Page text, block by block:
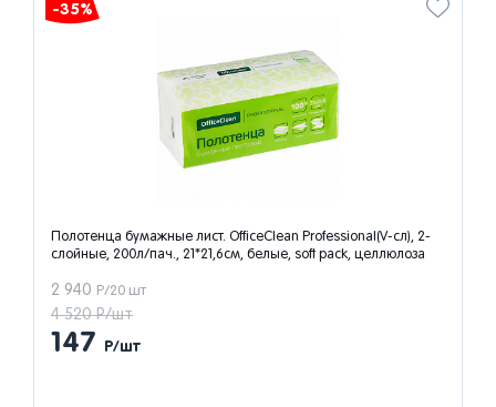
-35%
Полотенца бумажные лист. OfficeClean Professional(V-сл), 2-
слойные, 200л/пач., 21*21,6см, белые, soft pack, целлюлоза
2 940 Р/20 шт
4 520 Р/шт
147 Р/шт